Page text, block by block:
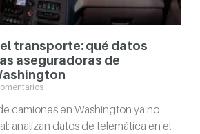
transporte: qué datos
aseguradoras de
camiones en Washington ya no
analizan datos de telemática en el